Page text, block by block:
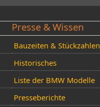
Presse & Wissen
Bauzeiten & Stückzahlen
Historisches
Liste der BMW Modelle
Presseberichte